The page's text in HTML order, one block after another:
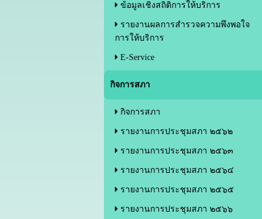
ข้อมูลเชิงสถิติการให้บริการ
รายงานผลการสำรวจความพึงพอใจ
การให้บริการ
E-Service
กิจการสภา
กิจการสภา
รายงานการประชุมสภา ๒๕๖๒
รายงานการประชุมสภา ๒๕๖๓
รายงานการประชุมสภา ๒๕๖๔
รายงานการประชุมสภา ๒๕๖๕
รายงานการประชุมสภา ๒๕๖๖